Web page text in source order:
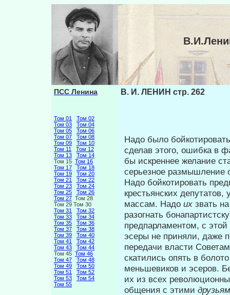
ПСС Ленина
Том 01
Том 02
Том 03
Том 04
Том 05
Том 06
Том 07
Том 08
Том 09
Том 10
Том 11
Том 12
Том 13
Том 14
Том 15 Том 16
Том 17
Том 18
Том 19
Том 20
Том 21
Том 22
Том 23
Том 24
Том 25
Том 26
Том 27 Том 28
Том 29 Том 30
Том 31
Том 32
Том 33
Том 34
Том 35
Том 36
Том 37
Том 38
Том 39
Том 40
Том 41
Том 42
Том 43
Том 44
Том 45 Том 46
Том 47
Том 48
Том 49
Том 50
Том 51
Том 52
Том 53
Том 54
Том 55
В. И. ЛЕНИН стр. 262
Надо было
сделав этого, ошибка в
бы искреннее же­лание
серьезное размышление
Надо бойкотировать
кре­стьянских
массам. Надо их звать
разогнать
предпарламентом, с
эсеры не приняли, даже
передачи власти
скатились опять в
меньшевиков и эсеров.
их из всех
общения с этими